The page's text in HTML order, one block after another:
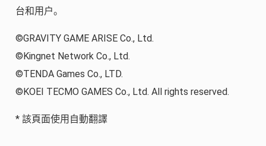
台和用户。
©GRAVITY GAME ARISE Co., Ltd.
©Kingnet Network Co., Ltd.
©TENDA Games Co., LTD.
©KOEI TECMO GAMES Co., Ltd. All rights reserved.
* 該頁面使用自動翻譯